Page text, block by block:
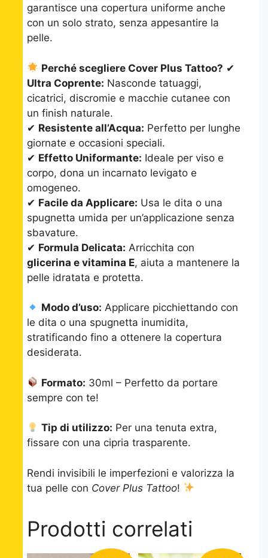
garantisce una copertura uniforme anche
con un solo strato, senza appesantire la
pelle.
Perché scegliere Cover Plus Tattoo? ✔
Ultra Coprente: Nasconde tatuaggi,
cicatrici, discromie e macchie cutanee con
un finish naturale.
✔ Resistente all’Acqua: Perfetto per lunghe
giornate e occasioni speciali.
✔ Effetto Uniformante: Ideale per viso e
corpo, dona un incarnato levigato e
omogeneo.
✔ Facile da Applicare: Usa le dita o una
spugnetta umida per un’applicazione senza
sbavature.
✔ Formula Delicata: Arricchita con
glicerina e vitamina E, aiuta a mantenere la
pelle idratata e protetta.
Modo d’uso: Applicare picchiettando con
le dita o una spugnetta inumidita,
stratificando fino a ottenere la copertura
desiderata.
Formato: 30ml – Perfetto da portare
sempre con te!
Tip di utilizzo: Per una tenuta extra,
fissare con una cipria trasparente.
Rendi invisibili le imperfezioni e valorizza la
tua pelle con Cover Plus Tattoo!
Prodotti correlati